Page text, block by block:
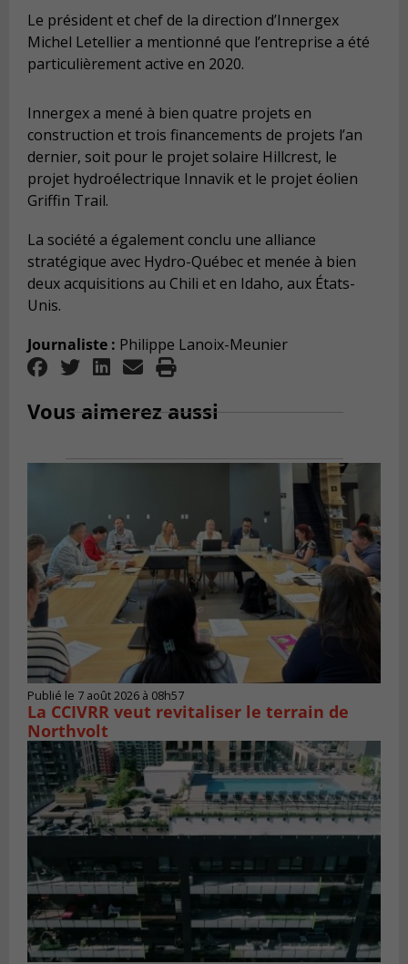
Le président et chef de la direction d’Innergex
Michel Letellier a mentionné que l’entreprise a été
particulièrement active en 2020.
Innergex a mené à bien quatre projets en
construction et trois financements de projets l’an
dernier, soit pour le projet solaire Hillcrest, le
projet hydroélectrique Innavik et le projet éolien
Griffin Trail.
La société a également conclu une alliance
stratégique avec Hydro-Québec et menée à bien
deux acquisitions au Chili et en Idaho, aux États-
Unis.
Journaliste : Philippe Lanoix-Meunier
Vous aimerez aussi
Publié le 7 août 2026 à 08h57
La CCIVRR veut revitaliser le terrain de
Northvolt